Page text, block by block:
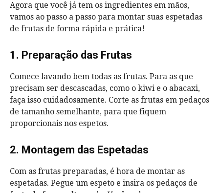
Agora que você já tem os ingredientes em mãos,
vamos ao passo a passo para montar suas espetadas
de frutas de forma rápida e prática!
1. Preparação das Frutas
Comece lavando bem todas as frutas. Para as que
precisam ser descascadas, como o kiwi e o abacaxi,
faça isso cuidadosamente. Corte as frutas em pedaços
de tamanho semelhante, para que fiquem
proporcionais nos espetos.
2. Montagem das Espetadas
Com as frutas preparadas, é hora de montar as
espetadas. Pegue um espeto e insira os pedaços de